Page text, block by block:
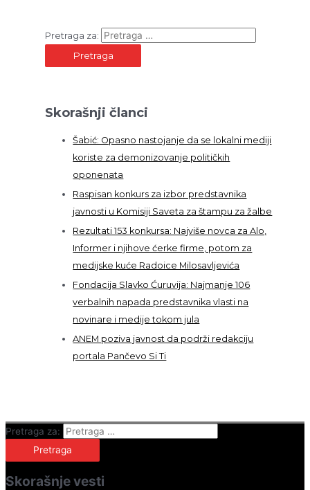
Pretraga za:
Skorašnji članci
Šabić: Opasno nastojanje da se lokalni mediji
koriste za demonizovanje političkih
oponenata
Raspisan konkurs za izbor predstavnika
javnosti u Komisiji Saveta za štampu za žalbe
Rezultati 153 konkursa: Najviše novca za Alo,
Informer i njihove ćerke firme, potom za
medijske kuće Radoice Milosavljevića
Fondacija Slavko Ćuruvija: Najmanje 106
verbalnih napada predstavnika vlasti na
novinare i medije tokom jula
ANEM poziva javnost da podrži redakciju
portala Pančevo Si Ti
Pretraga za:
Skorašnje vesti